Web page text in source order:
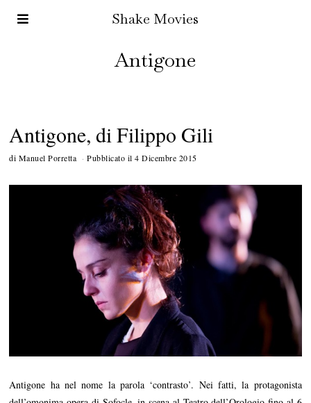
Shake Movies
Antigone
Antigone, di Filippo Gili
di Manuel Porretta Pubblicato il 4 Dicembre 2015
m
b
Antigone ha nel nome la parola ‘contrasto’. Nei fatti, la protagonista